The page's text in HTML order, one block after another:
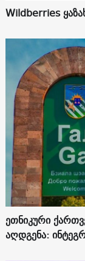
Wildberries
ეთნიკური
აღდგენა: